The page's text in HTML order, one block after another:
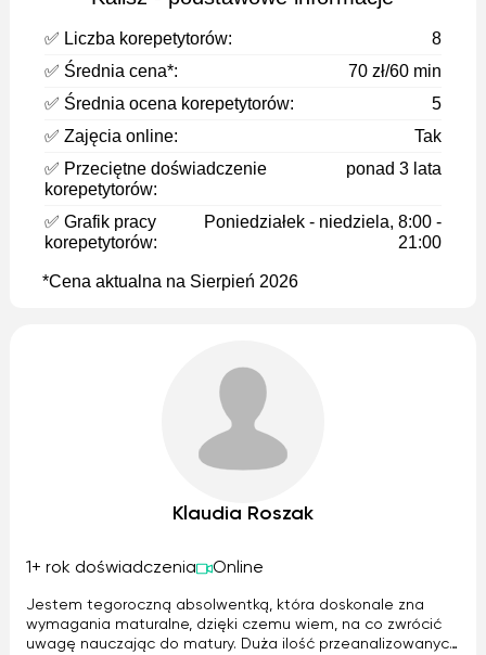
✅ Liczba korepetytorów:
8
✅ Średnia cena*:
70 zł/60 min
✅ Średnia ocena korepetytorów:
5
✅ Zajęcia online:
Tak
✅ Przeciętne doświadczenie
korepetytorów:
ponad 3 lata
✅ Grafik pracy
korepetytorów:
Poniedziałek - niedziela, 8:00 -
21:00
*Cena aktualna na Sierpień 2026
Klaudia Roszak
1+ rok doświadczenia Online
Jestem tegoroczną absolwentką, która doskonale zna
wymagania maturalne, dzięki czemu wiem, na co zwrócić
uwagę nauczając do matury. Duża ilość przeanalizowanych